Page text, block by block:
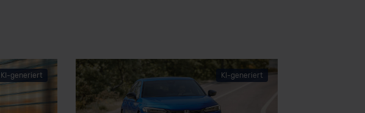
KI-generiert KI-generiert